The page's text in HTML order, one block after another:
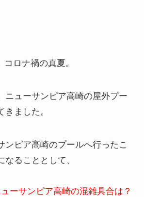
ロナ禍の真夏。
ニューサンピア高崎の屋外プー
きました。
ンピア高崎のプールへ行ったこ
なることとして、
ーサンピア高崎の混雑具合は？